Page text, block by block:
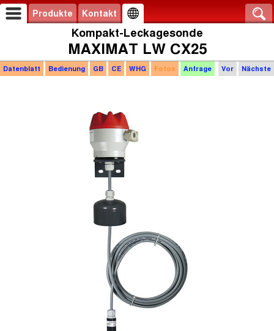
Produkte Kontakt
Kompakt-Leckagesonde
MAXIMAT LW CX25
Vor Nächste
Datenblatt Bedienung GB CE WHG Fotos Anfrage